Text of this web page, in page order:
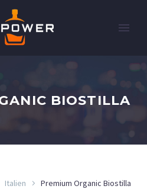
BIOSTILLA
Italien Premium Organic Biostilla